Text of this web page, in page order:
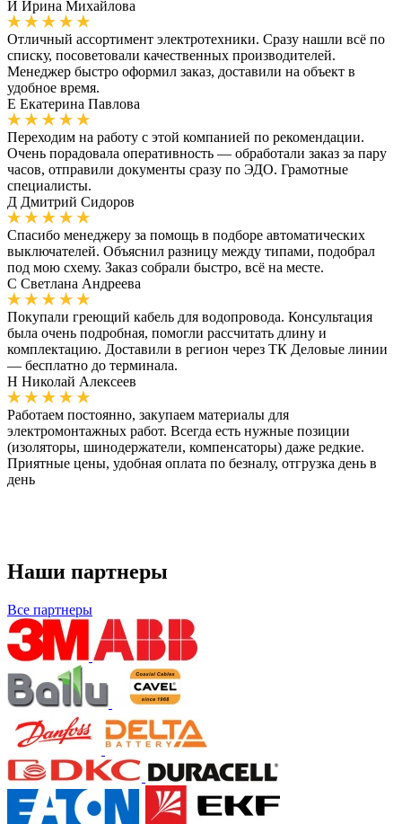
И Ирина Михайлова
Отличный ассортимент электротехники. Сразу нашли всё по
списку, посоветовали качественных производителей.
Менеджер быстро оформил заказ, доставили на объект в
удобное время.
Е Екатерина Павлова
Переходим на работу с этой компанией по рекомендации.
Очень порадовала оперативность — обработали заказ за пару
часов, отправили документы сразу по ЭДО. Грамотные
специалисты.
Д Дмитрий Сидоров
Спасибо менеджеру за помощь в подборе автоматических
выключателей. Объяснил разницу между типами, подобрал
под мою схему. Заказ собрали быстро, всё на месте.
С Светлана Андреева
Покупали греющий кабель для водопровода. Консультация
была очень подробная, помогли рассчитать длину и
комплектацию. Доставили в регион через ТК Деловые линии
— бесплатно до терминала.
Н Николай Алексеев
Работаем постоянно, закупаем материалы для
электромонтажных работ. Всегда есть нужные позиции
(изоляторы, шинодержатели, компенсаторы) даже редкие.
Приятные цены, удобная оплата по безналу, отгрузка день в
день
Наши партнеры
Все партнеры